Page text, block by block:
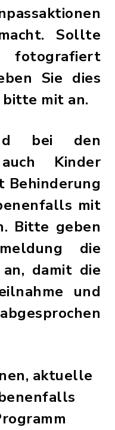
Sollte
Sie dies
mit an.
bei den
Kinder
Behinderung
mit
Bitte geben
die
damit die
und
aktuelle